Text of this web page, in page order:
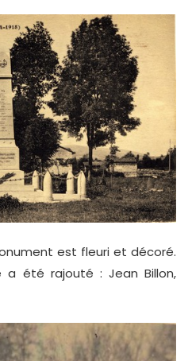
est fleuri et décoré.
a été rajouté : Jean Billon,